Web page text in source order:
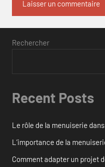
Rechercher
Recent Posts
Le rôle de la menuiserie
L’importance de la
Comment adapter un projet